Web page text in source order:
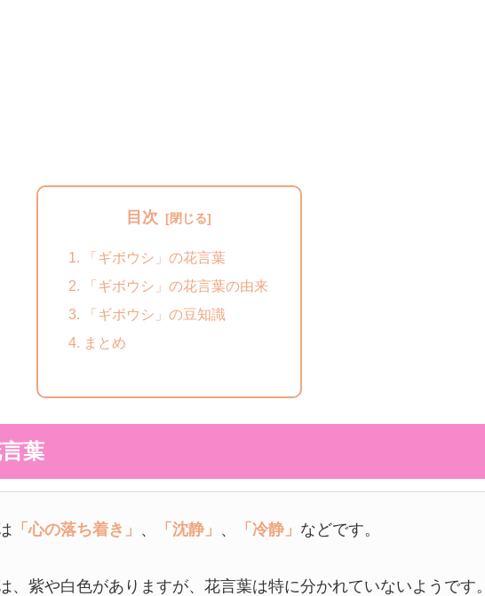
目次
「ギボウシ」の花言葉
「ギボウシ」の花言葉の由来
「ギボウシ」の豆知識
まとめ
葉
「心の落ち着き」 、 「沈静」 、 「冷静」 などです。
、紫や白色がありますが、花言葉は特に分かれていないようです。